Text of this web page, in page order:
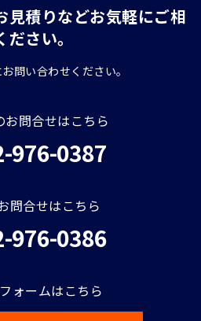
見積りなどお気軽にご相
ださい。
問い合わせください。
お問合せはこちら
976-0387
問合せはこちら
976-0386
ォームはこちら